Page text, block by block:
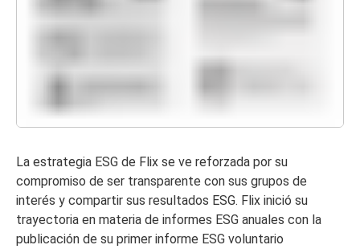
La estrategia ESG de Flix se ve reforzada por su
compromiso de ser transparente con sus grupos de
interés y compartir sus resultados ESG. Flix inició su
trayectoria en materia de informes ESG anuales con la
publicación de su primer informe ESG voluntario